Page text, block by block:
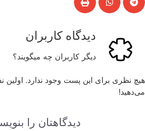
دیدگاه کاربران
دیگر کاربران چه میگویند؟
هیچ نظری برای این پست وجود ندارد. اولین
می‌دهید!
دیدگاهتان را